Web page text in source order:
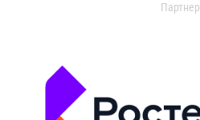
Партнер